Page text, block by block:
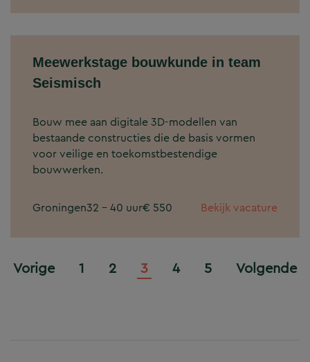
Meewerkstage bouwkunde in team
Seismisch
Bouw mee aan digitale 3D-modellen van
bestaande constructies die de basis vormen
voor veilige en toekomstbestendige
bouwwerken.
Groningen32 - 40 uur€ 550 Bekijk vacature
Vorige 1 2 3 4 5 Volgende